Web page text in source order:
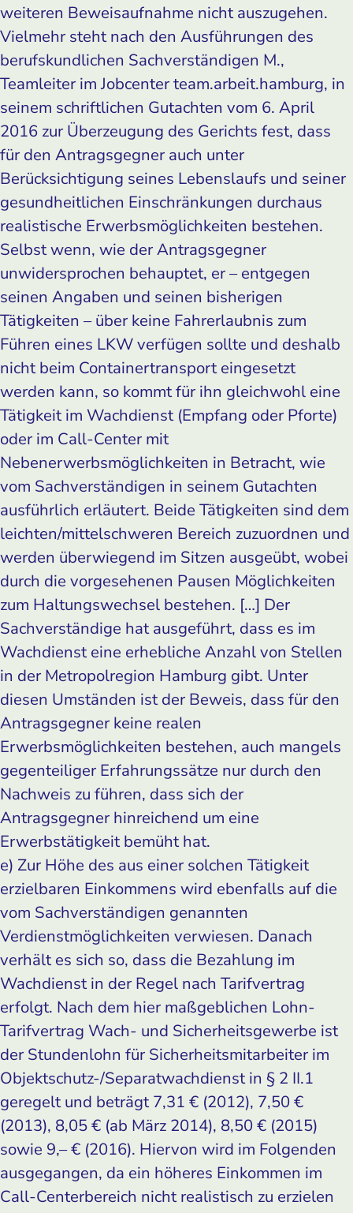
weiteren Beweisaufnahme nicht auszugehen.
Vielmehr steht nach den Ausführungen des
berufskundlichen Sachverständigen M.,
Teamleiter im Jobcenter team.arbeit.hamburg, in
seinem schriftlichen Gutachten vom 6. April
2016 zur Überzeugung des Gerichts fest, dass
für den Antragsgegner auch unter
Berücksichtigung seines Lebenslaufs und seiner
gesundheitlichen Einschränkungen durchaus
realistische Erwerbsmöglichkeiten bestehen.
Selbst wenn, wie der Antragsgegner
unwidersprochen behauptet, er – entgegen
seinen Angaben und seinen bisherigen
Tätigkeiten – über keine Fahrerlaubnis zum
Führen eines LKW verfügen sollte und deshalb
nicht beim Containertransport eingesetzt
werden kann, so kommt für ihn gleichwohl eine
Tätigkeit im Wachdienst (Empfang oder Pforte)
oder im Call-Center mit
Nebenerwerbsmöglichkeiten in Betracht, wie
vom Sachverständigen in seinem Gutachten
ausführlich erläutert. Beide Tätigkeiten sind dem
leichten/mittelschweren Bereich zuzuordnen und
werden überwiegend im Sitzen ausgeübt, wobei
durch die vorgesehenen Pausen Möglichkeiten
zum Haltungswechsel bestehen. […] Der
Sachverständige hat ausgeführt, dass es im
Wachdienst eine erhebliche Anzahl von Stellen
in der Metropolregion Hamburg gibt. Unter
diesen Umständen ist der Beweis, dass für den
Antragsgegner keine realen
Erwerbsmöglichkeiten bestehen, auch mangels
gegenteiliger Erfahrungssätze nur durch den
Nachweis zu führen, dass sich der
Antragsgegner hinreichend um eine
Erwerbstätigkeit bemüht hat.
e) Zur Höhe des aus einer solchen Tätigkeit
erzielbaren Einkommens wird ebenfalls auf die
vom Sachverständigen genannten
Verdienstmöglichkeiten verwiesen. Danach
verhält es sich so, dass die Bezahlung im
Wachdienst in der Regel nach Tarifvertrag
erfolgt. Nach dem hier maßgeblichen Lohn-
Tarifvertrag Wach- und Sicherheitsgewerbe ist
der Stundenlohn für Sicherheitsmitarbeiter im
Objektschutz-/Separatwachdienst in § 2 II.1
geregelt und beträgt 7,31 € (2012), 7,50 €
(2013), 8,05 € (ab März 2014), 8,50 € (2015)
sowie 9,– € (2016). Hiervon wird im Folgenden
ausgegangen, da ein höheres Einkommen im
Call-Centerbereich nicht realistisch zu erzielen